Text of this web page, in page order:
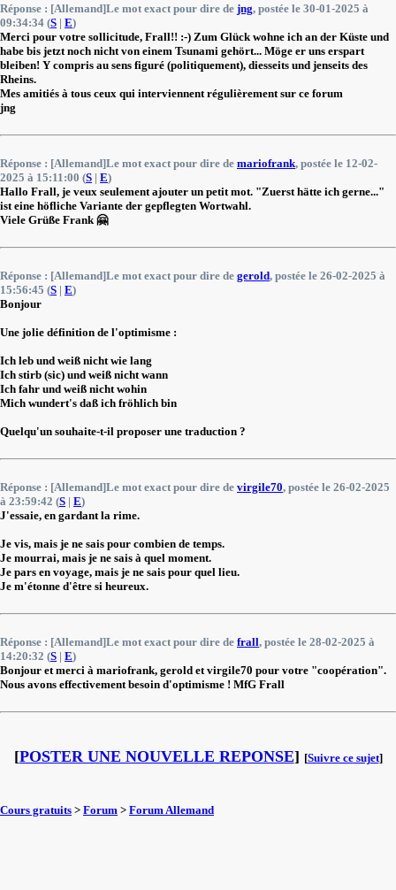
Réponse : [Allemand]Le mot exact pour dire de jng, postée le 30-01-2025 à
09:34:34 (S | E)
Merci pour votre sollicitude, Frall!! :-) Zum Glück wohne ich an der Küste und
habe bis jetzt noch nicht von einem Tsunami gehört... Möge er uns erspart
bleiben! Y compris au sens figuré (politiquement), diesseits und jenseits des
Rheins.
Mes amitiés à tous ceux qui interviennent régulièrement sur ce forum
jng
Réponse : [Allemand]Le mot exact pour dire de mariofrank, postée le 12-02-
2025 à 15:11:00 (S | E)
Hallo Frall, je veux seulement ajouter un petit mot. "Zuerst hätte ich gerne..."
ist eine höfliche Variante der gepflegten Wortwahl.
Viele Grüße Frank 🤗
Réponse : [Allemand]Le mot exact pour dire de gerold, postée le 26-02-2025 à
15:56:45 (S | E)
Bonjour
Une jolie définition de l'optimisme :
Ich leb und weiß nicht wie lang
Ich stirb (sic) und weiß nicht wann
Ich fahr und weiß nicht wohin
Mich wundert's daß ich fröhlich bin
Quelqu'un souhaite-t-il proposer une traduction ?
Réponse : [Allemand]Le mot exact pour dire de virgile70, postée le 26-02-2025
à 23:59:42 (S | E)
J'essaie, en gardant la rime.
Je vis, mais je ne sais pour combien de temps.
Je mourrai, mais je ne sais à quel moment.
Je pars en voyage, mais je ne sais pour quel lieu.
Je m'étonne d'être si heureux.
Réponse : [Allemand]Le mot exact pour dire de frall, postée le 28-02-2025 à
14:20:32 (S | E)
Bonjour et merci à mariofrank, gerold et virgile70 pour votre "coopération".
Nous avons effectivement besoin d'optimisme ! MfG Frall
[POSTER UNE NOUVELLE REPONSE] [Suivre ce sujet]
Cours gratuits > Forum > Forum Allemand